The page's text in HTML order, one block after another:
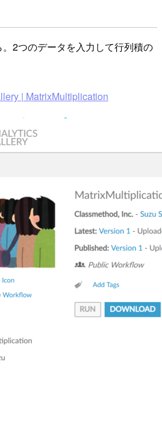
2つのデータを入力して行列積の
| MatrixMultiplication